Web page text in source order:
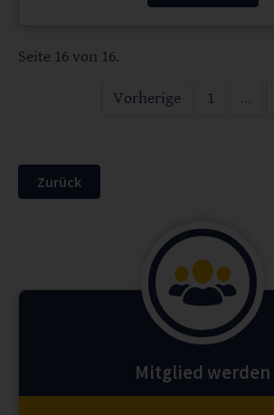
Seite 16 von 16.
Vorherige 1 ...
Zurück
Mitglied werden